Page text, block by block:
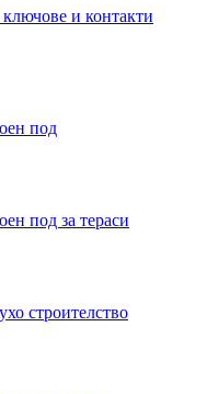
и контакти
под
под за тераси
строителство